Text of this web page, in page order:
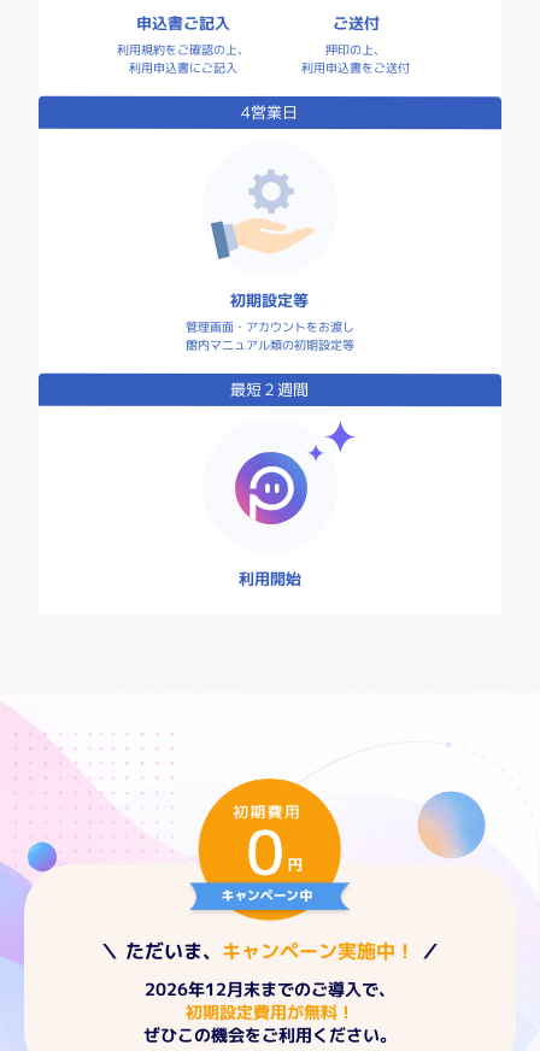
申込書ご記入
利用規約をご確認の上、
利用申込書にご記入
ご送付
押印の上、
利用申込書をご送付
4営業日
初期設定等
管理画面・アカウントをお渡し
館内マニュアル類の初期設定等
最短２週間
利用開始
＼ ただいま、 キャンペーン実施中！ ／
2026年12月末までのご導入で、
初期設定費用が無料！
ぜひこの機会をご利用ください。